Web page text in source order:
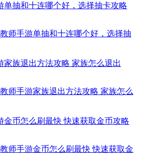
单抽和十连哪个好，选择抽卡攻略
家族退出方法攻略 家族怎么退出
金币怎么刷最快 快速获取金币攻略